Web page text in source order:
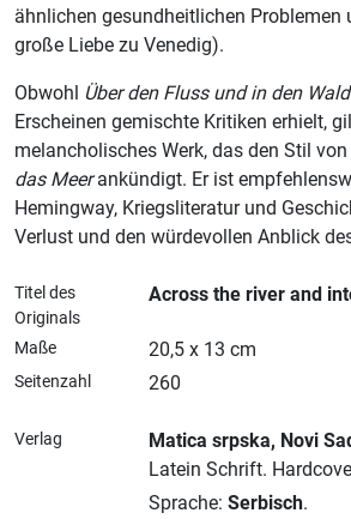
ähnlichen gesundheitlichen Problemen
große Liebe zu Venedig).
Obwohl Über den Fluss und in den Wald
Erscheinen gemischte Kritiken erhielt,
melancholisches Werk, das den Stil von
das Meerankündigt. Er ist
Hemingway, Kriegsliteratur und
Verlust und den würdevollen Anblick
Titel des
Originals
Across the river and
Maße 20,5 x 13 cm
Seitenzahl 260
Verlag Matica srpska, Novi
Latein Schrift.
Sprache: Serbisch.